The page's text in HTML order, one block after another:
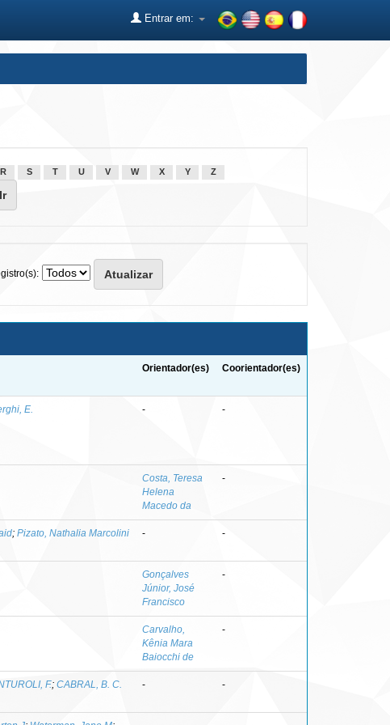
Entrar em:
R S T U V W X Y Z
Orientador(es) Coorientador(es)
E. - -
Costa, Teresa
Helena
Macedo da
-
; Pizato, Nathalia Marcolini
- -
Gonçalves
Júnior, José
Francisco
-
Carvalho,
Kênia Mara
Baiocchi de
-
F.; CABRAL, B. C. - -